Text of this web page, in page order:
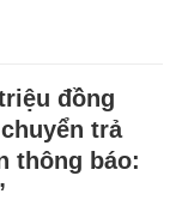
đồng
trả
thông báo: